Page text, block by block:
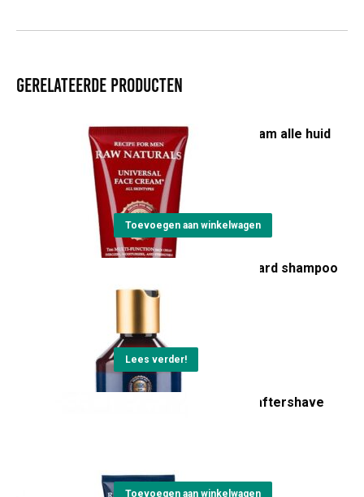
Gerelateerde producten
RAW universal face cream alle huid
types
€14,00
Toevoegen aan winkelwagen
RAW Naturals Rustic beard shampoo
& conditioner
Lees verder!
RAW Naturals Mr. Cool aftershave
Toevoegen aan winkelwagen